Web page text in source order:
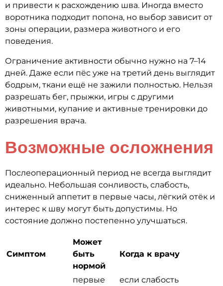
и привести к расхождению шва. Иногда вместо
воротника подходит попона, но выбор зависит от
зоны операции, размера животного и его
поведения.
Ограничение активности обычно нужно на 7–14
дней. Даже если пёс уже на третий день выглядит
бодрым, ткани ещё не зажили полностью. Нельзя
разрешать бег, прыжки, игры с другими
животными, купание и активные тренировки до
разрешения врача.
Возможные осложнения
Послеоперационный период не всегда выглядит
идеально. Небольшая сонливость, слабость,
сниженный аппетит в первые часы, лёгкий отёк и
интерес к шву могут быть допустимы. Но
состояние должно постепенно улучшаться.
Симптом
Может
быть
нормой
Когда к врачу
первые
если слабость